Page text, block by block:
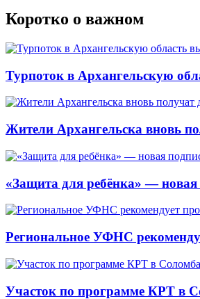
Коротко о важном
Турпоток в Архангельскую
Жители Архангельска вновь
«Защита для ребёнка» — новая
Региональное УФНС
Участок по программе КРТ в